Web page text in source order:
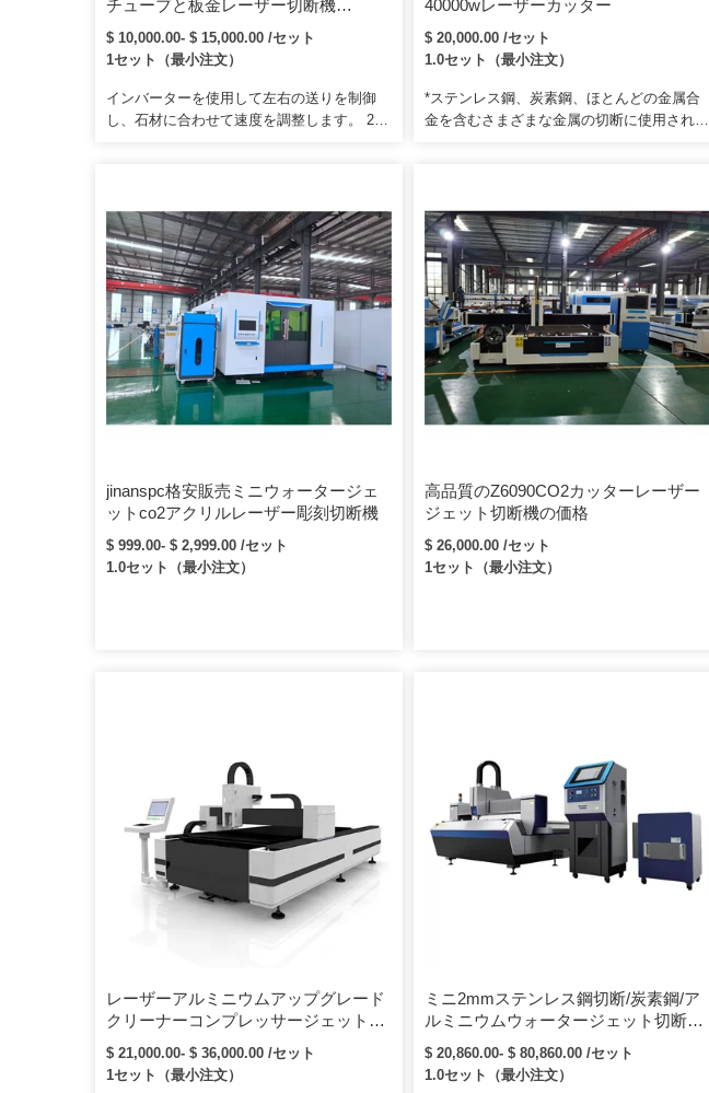
チューブと板金レーザー切断機
1000w2000w 3000w
$ 10,000.00- $ 15,000.00 /セット
1セット（最小注文）
インバーターを使用して左右の送りを制御
し、石材に合わせて速度を調整します。 2.
質管理システムを採用しています。
40000wレーザーカッター
$ 20,000.00 /セット
1.0セット（最小注文）
*ステンレス鋼、炭素鋼、ほとんどの金属合
金を含むさまざまな金属の切断に使用されま
機、マーキング機、溶接機の専門家です。
jinanspc格安販売ミニウォータージェ
ットco2アクリルレーザー彫刻切断機
$ 999.00- $ 2,999.00 /セット
1.0セット（最小注文）
高品質のZ6090CO2カッターレーザー
ジェット切断機の価格
$ 26,000.00 /セット
1セット（最小注文）
レーザーアルミニウムアップグレード
クリーナーコンプレッサージェットコ
ットン生地商標fiebrレーザー切断機
$ 21,000.00- $ 36,000.00 /セット
1セット（最小注文）
ミニ2mmステンレス鋼切断/炭素鋼/ア
ルミニウムウォータージェット切断フ
ァイバーレーザー切断機
$ 20,860.00- $ 80,860.00 /セット
1.0セット（最小注文）